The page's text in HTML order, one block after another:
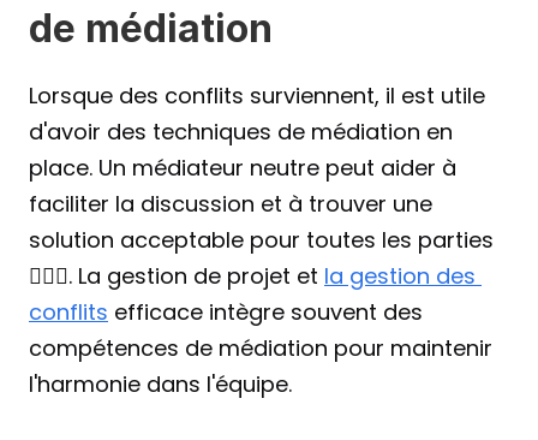
de médiation
Lorsque des conflits surviennent, il est utile
d'avoir des techniques de médiation en
place. Un médiateur neutre peut aider à
faciliter la discussion et à trouver une
solution acceptable pour toutes les parties
🙋🏻‍♀️. La gestion de projet et la gestion des
conflits efficace intègre souvent des
compétences de médiation pour maintenir
l'harmonie dans l'équipe.